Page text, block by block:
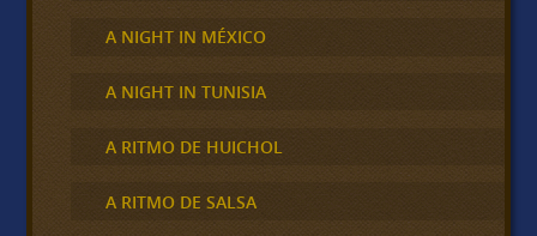
A NIGHT IN MÉXICO
A NIGHT IN TUNISIA
A RITMO DE HUICHOL
A RITMO DE SALSA